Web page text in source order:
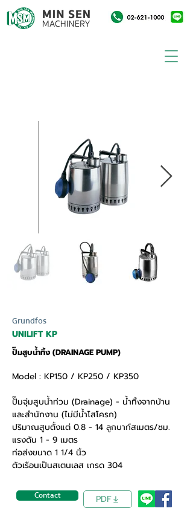
Grundfos
UNILIFT KP
ปั๊มสูบน้ำทิ้ง (DRAINAGE PUMP)
Model : KP150 / KP250 / KP350
ปั๊มจุ่มสูบน้ำท่วม (Drainage) - น้ำทิ้งจากบ้าน
และสำนักงาน (ไม่มีน้ำโสโครก)
ปริมาณสูบตั้งแต่ 0.8 - 14 ลูกบาก์สเมตร/ชม.
แรงดัน 1 - 9 เมตร
ท่อส่งขนาด 1 1/4 นิ้ว
ตัวเรือนเป็นสเตนเลส เกรด 304
Contact PDF